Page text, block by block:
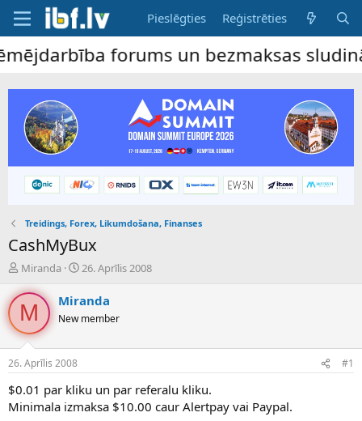
Pieslēgties Reģistrēties
forums un bezmaksas
Treidings, Forex, Likumdošana, Finanses
CashMyBux
P
v
e
d
i
n
a
u
z
Miranda
S
k
m
a
u
m
26. Aprīlis 2008
M Miranda
New member
26. Aprīlis 2008 #1
$0.01 par kliku un par referalu kliku.
Minimala izmaksa $10.00 caur Alertpay vai Paypal.